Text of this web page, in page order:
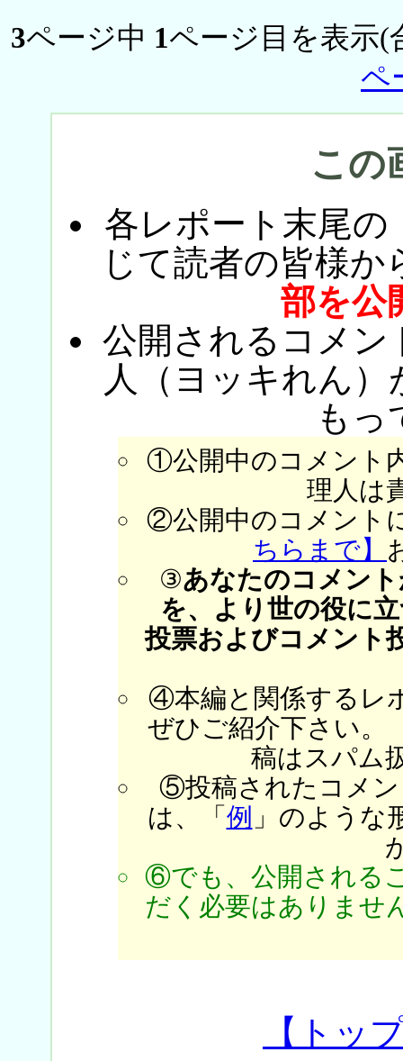
3ページ中 1ページ目を表示(
ペ
この
各レポート末尾の
じて読者の皆様か
部を公
公開されるコメン
人（ヨッキれん
もっ
①公開中のコメント
理人は
②公開中のコメント
ちらまで】
③あなたのコメン
を、より世の役に
投票およびコメント
④本編と関係するレ
ぜひご紹介下さい。
稿はスパム
⑤投稿されたコメン
は、「 例 」のような
⑥でも、公開される
だく必要はありませ
【トッ